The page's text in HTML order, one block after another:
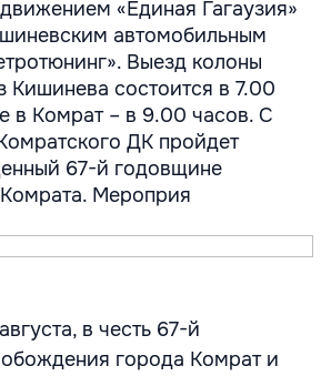
«Единая Гагаузия»
автомобильным
Выезд колоны
Кишинева состоится в 7.00
в Комрат – в 9.00 часов. С
ДК пройдет
67-й годовщине
Мероприя
в честь 67-й
города Комрат и